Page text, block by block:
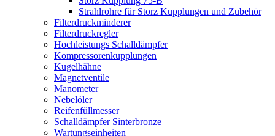
Strahlrohre für Storz Kupplungen und Zubehör
Filterdruckminderer
Filterdruckregler
Hochleistungs Schalldämpfer
Kompressorenkupplungen
Kugelhähne
Magnetventile
Manometer
Nebelöler
Reifenfüllmesser
Schalldämpfer Sinterbronze
Wartungseinheiten